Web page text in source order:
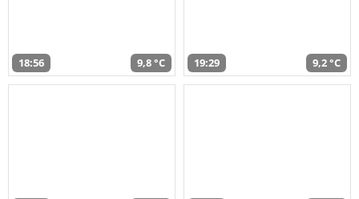
18:56 9,8 °C 19:29 9,2 °C